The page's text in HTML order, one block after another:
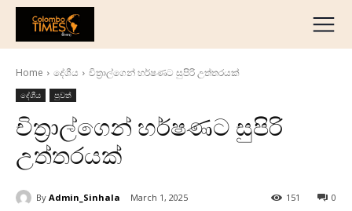
දේශීය
ජාත්‍යන්තර
අධ්‍යාපනික
හෝටල් සහ සංචාරක
English
Home දේශීය චිත්‍රාල්ගෙන් හර්ෂණට සුපිරි උත්තරයක්
දේශීය පුවත්
චිත්‍රාල්ගෙන් හර්ෂණට සුපිරි
උත්තරයක්
By Admin_Sinhala March 1, 2025 0
151